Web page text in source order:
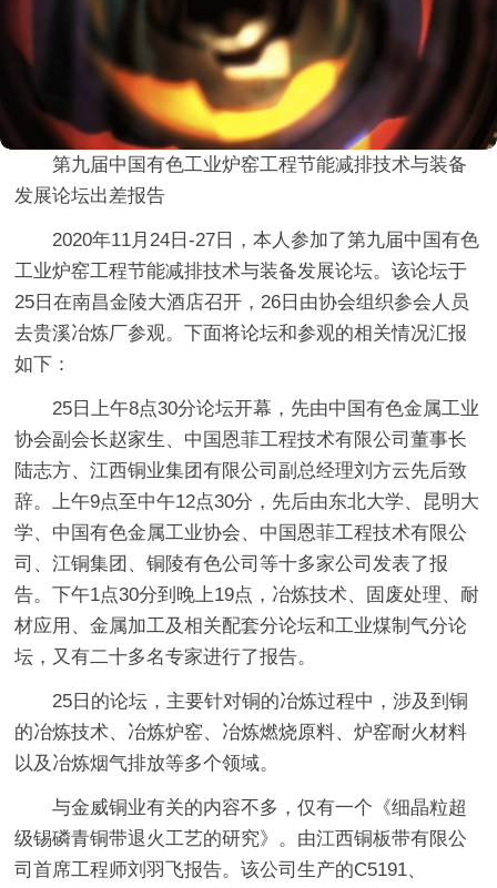
第九届中国有色工业炉窑工程节能减排技术与装备
发展论坛出差报告
2020年11月24日-27日，本人参加了第九届中国有色
工业炉窑工程节能减排技术与装备发展论坛。该论坛于
25日在南昌金陵大酒店召开，26日由协会组织参会人员
去贵溪冶炼厂参观。下面将论坛和参观的相关情况汇报
如下：
25日上午8点30分论坛开幕，先由中国有色金属工业
协会副会长赵家生、中国恩菲工程技术有限公司董事长
陆志方、江西铜业集团有限公司副总经理刘方云先后致
辞。上午9点至中午12点30分，先后由东北大学、昆明大
学、中国有色金属工业协会、中国恩菲工程技术有限公
司、江铜集团、铜陵有色公司等十多家公司发表了报
告。下午1点30分到晚上19点，冶炼技术、固废处理、耐
材应用、金属加工及相关配套分论坛和工业煤制气分论
坛，又有二十多名专家进行了报告。
25日的论坛，主要针对铜的冶炼过程中，涉及到铜
的冶炼技术、冶炼炉窑、冶炼燃烧原料、炉窑耐火材料
以及冶炼烟气排放等多个领域。
与金威铜业有关的内容不多，仅有一个《细晶粒超
级锡磷青铜带退火工艺的研究》。由江西铜板带有限公
司首席工程师刘羽飞报告。该公司生产的C5191、